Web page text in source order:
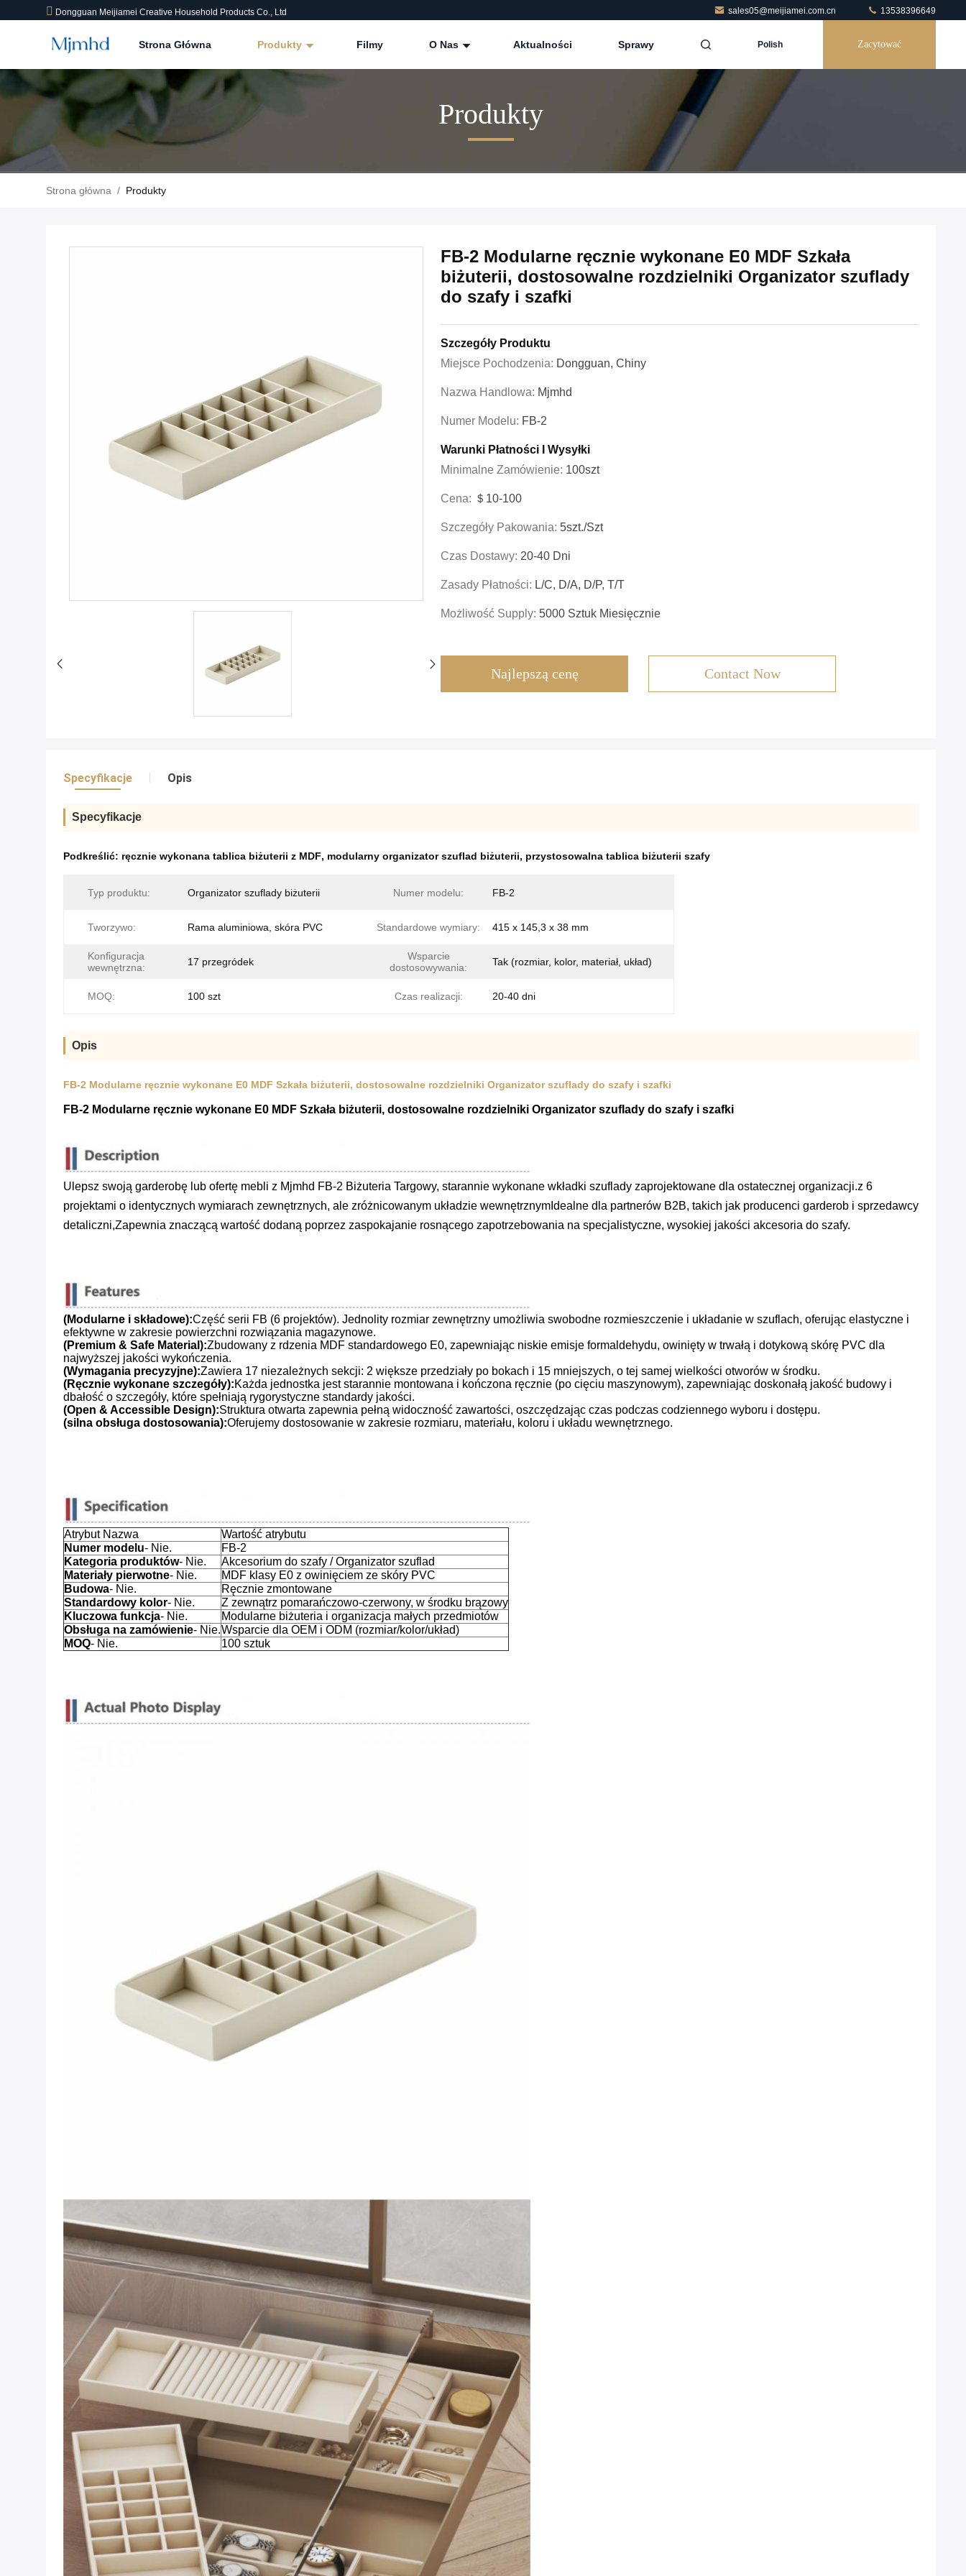
Dongguan Meijiamei Creative Household Products Co., Ltd sales05@meijiamei.com.cn 13538396649
Strona Główna Produkty Filmy O Nas Aktualności Sprawy Polish Zacytować
Produkty
Strona główna / Produkty
FB-2 Modularne ręcznie wykonane E0 MDF Szkała
biżuterii, dostosowalne rozdzielniki Organizator szuflady
do szafy i szafki
Szczegóły Produktu
Miejsce Pochodzenia: Dongguan, Chiny
Nazwa Handlowa: Mjmhd
Numer Modelu: FB-2
Warunki Płatności I Wysyłki
Minimalne Zamówienie: 100szt
Cena: ＄10-100
Szczegóły Pakowania: 5szt./szt
Czas Dostawy: 20-40 Dni
Zasady Płatności: L/C, D/A, D/P, T/T
Możliwość Supply: 5000 Sztuk Miesięcznie
Najlepszą cenę Contact Now
Specyfikacje Opis
Specyfikacje
Podkreślić: ręcznie wykonana tablica biżuterii z MDF, modularny organizator szuflad biżuterii, przystosowalna tablica biżuterii szafy
Typ produktu: Organizator szuflady biżuterii Numer modelu: FB-2
Tworzywo: Rama aluminiowa, skóra PVC Standardowe wymiary: 415 x 145,3 x 38 mm
Konfiguracja
wewnętrzna:
17 przegródek
Wsparcie
dostosowywania:
Tak (rozmiar, kolor, materiał, układ)
MOQ: 100 szt Czas realizacji: 20-40 dni
Opis
FB-2 Modularne ręcznie wykonane E0 MDF Szkała biżuterii, dostosowalne rozdzielniki Organizator szuflady do szafy i szafki
FB-2 Modularne ręcznie wykonane E0 MDF Szkała biżuterii, dostosowalne rozdzielniki Organizator szuflady do szafy i szafki
Ulepsz swoją garderobę lub ofertę mebli z Mjmhd FB-2 Biżuteria Targowy, starannie wykonane wkładki szuflady zaprojektowane dla ostatecznej organizacji.z 6
projektami o identycznych wymiarach zewnętrznych, ale zróżnicowanym układzie wewnętrznymIdealne dla partnerów B2B, takich jak producenci garderob i sprzedawcy
detaliczni,Zapewnia znaczącą wartość dodaną poprzez zaspokajanie rosnącego zapotrzebowania na specjalistyczne, wysokiej jakości akcesoria do szafy.
(Modularne i składowe):Część serii FB (6 projektów). Jednolity rozmiar zewnętrzny umożliwia swobodne rozmieszczenie i układanie w szuflach, oferując elastyczne i
efektywne w zakresie powierzchni rozwiązania magazynowe.
(Premium & Safe Material):Zbudowany z rdzenia MDF standardowego E0, zapewniając niskie emisje formaldehydu, owinięty w trwałą i dotykową skórę PVC dla
najwyższej jakości wykończenia.
(Wymagania precyzyjne):Zawiera 17 niezależnych sekcji: 2 większe przedziały po bokach i 15 mniejszych, o tej samej wielkości otworów w środku.
(Ręcznie wykonane szczegóły):Każda jednostka jest starannie montowana i kończona ręcznie (po cięciu maszynowym), zapewniając doskonałą jakość budowy i
dbałość o szczegóły, które spełniają rygorystyczne standardy jakości.
(Open & Accessible Design):Struktura otwarta zapewnia pełną widoczność zawartości, oszczędzając czas podczas codziennego wyboru i dostępu.
(silna obsługa dostosowania):Oferujemy dostosowanie w zakresie rozmiaru, materiału, koloru i układu wewnętrznego.
Atrybut Nazwa
Wartość atrybutu
Numer modelu- Nie.
FB-2
Kategoria produktów- Nie.
Akcesorium do szafy / Organizator szuflad
Materiały pierwotne- Nie.
MDF klasy E0 z owinięciem ze skóry PVC
Budowa- Nie.
Ręcznie zmontowane
Standardowy kolor- Nie.
Z zewnątrz pomarańczowo-czerwony, w środku brązowy
Kluczowa funkcja- Nie.
Modularne biżuteria i organizacja małych przedmiotów
Obsługa na zamówienie- Nie.Wsparcie dla OEM i ODM (rozmiar/kolor/układ)
MOQ- Nie. 100 sztuk